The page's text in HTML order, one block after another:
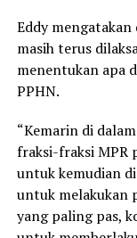
Eddy
masih terus
menentukan apa
PPHN.
“Kemarin di
fraksi-fraksi MPR
untuk kemudian
untuk melakukan
yang paling pas,